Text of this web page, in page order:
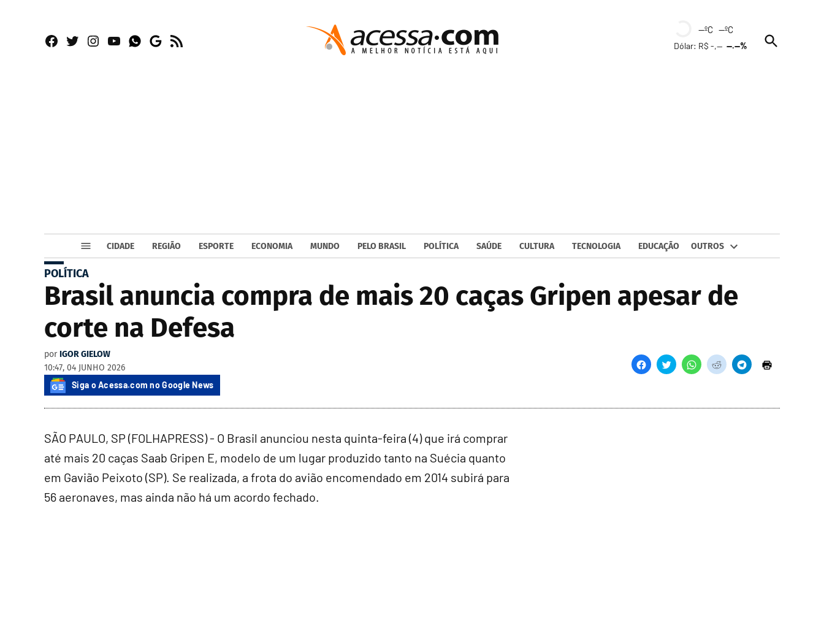
Facebook
TwitterInstagram
YouTubeWhatsapp
Google
RSS
--ºC --ºC
Dólar: R$ -,----.--%
Open
Search
CIDADE REGIÃO ESPORTE ECONOMIA MUNDO PELO BRASIL POLÍTICA SAÚDE CULTURA TECNOLOGIA EDUCAÇÃO OUTROS
POLÍTICA
Brasil anuncia compra de mais 20 caças Gripen apesar de
corte na Defesa
por IGOR GIELOW
10:47, 04 JUNHO 2026
Siga o Acessa.com no Google News
SÃO PAULO, SP (FOLHAPRESS) - O Brasil anunciou nesta quinta-feira (4) que irá comprar
até mais 20 caças Saab Gripen E, modelo de um lugar produzido tanto na Suécia quanto
em Gavião Peixoto (SP). Se realizada, a frota do avião encomendado em 2014 subirá para
56 aeronaves, mas ainda não há um acordo fechado.